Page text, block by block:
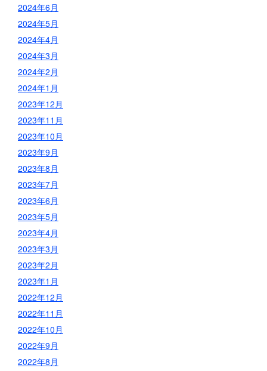
2024年6月
2024年5月
2024年4月
2024年3月
2024年2月
2024年1月
2023年12月
2023年11月
2023年10月
2023年9月
2023年8月
2023年7月
2023年6月
2023年5月
2023年4月
2023年3月
2023年2月
2023年1月
2022年12月
2022年11月
2022年10月
2022年9月
2022年8月